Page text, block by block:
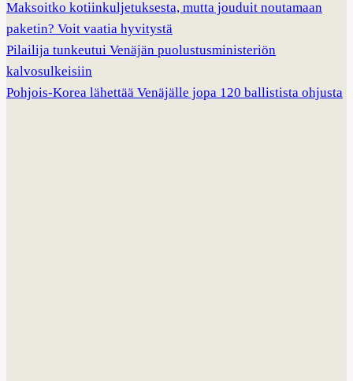
Maksoitko kotiinkuljetuksesta, mutta jouduit noutamaan
paketin? Voit vaatia hyvitystä
Pilailija tunkeutui Venäjän puolustusministeriön
kalvosulkeisiin
Pohjois-Korea lähettää Venäjälle jopa 120 ballistista ohjusta